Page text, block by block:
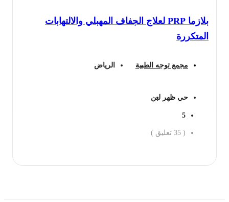
بلازما PRP لعلاج الجفاف المهبلي والالتهابات
المتكررة
مجمع توجه الطبية الرياض
حي ظهر لبن
35 تعليق )